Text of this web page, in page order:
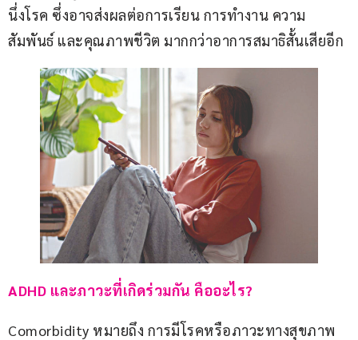
นึ่งโรค ซึ่งอาจส่งผลต่อการเรียน การทำงาน ความ
สัมพันธ์ และคุณภาพชีวิต มากกว่าอาการสมาธิสั้นเสียอีก
ADHD และภาวะที่เกิดร่วมกัน คืออะไร?
Comorbidity หมายถึง การมีโรคหรือภาวะทางสุขภาพ